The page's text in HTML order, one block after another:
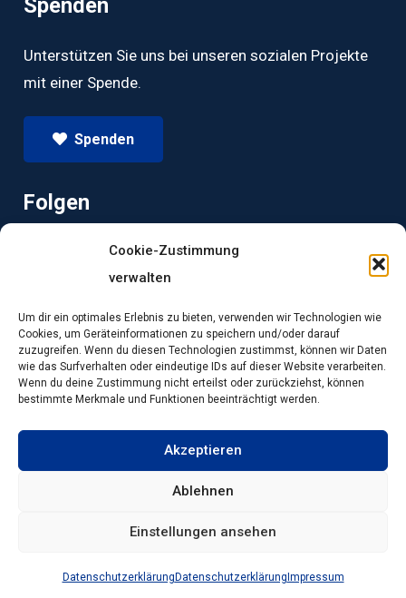
Cookie-Zustimmung
verwalten
Um dir ein optimales Erlebnis zu bieten, verwenden wir Technologien wie
Cookies, um Geräteinformationen zu speichern und/oder darauf
zuzugreifen. Wenn du diesen Technologien zustimmst, können wir Daten
wie das Surfverhalten oder eindeutige IDs auf dieser Website verarbeiten.
Wenn du deine Zustimmung nicht erteilst oder zurückziehst, können
bestimmte Merkmale und Funktionen beeinträchtigt werden.
Akzeptieren
Ablehnen
Einstellungen ansehen
DatenschutzerklärungDatenschutzerklärungImpressum
Spenden
Unterstützen Sie uns bei unseren sozialen Projekte
mit einer Spende.
Spenden
Folgen
Folgen Sie dem Lions Club Mainburg-Hallertau auf
Instagram und Facebook:
Instagram Facebook
Datenschutz
Impressum
Kontakt